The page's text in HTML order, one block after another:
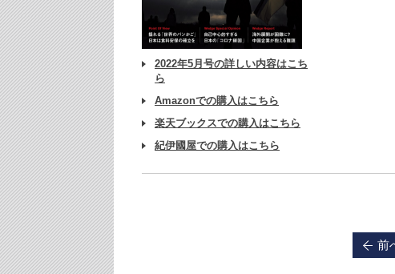
2022年5月号の詳しい内容はこち
ら
Amazonでの購入はこちら
楽天ブックスでの購入はこちら
紀伊國屋での購入はこちら
前